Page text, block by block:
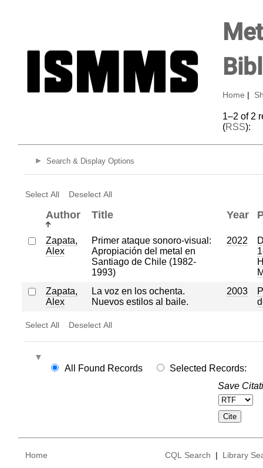
Home
1–2 of 2
(RSS):
Search & Display Options
Select All Deselect All
Author Title Year
Zapata,
Alex
Primer ataque sonoro-visual:
Apropiación del metal en
Santiago de Chile (1982-
1993)
2022
Zapata,
Alex
La voz en los ochenta.
Nuevos estilos al baile.
2003
Select All Deselect All
All Found Records
Selected Records:
Save
Home CQL Search | Library